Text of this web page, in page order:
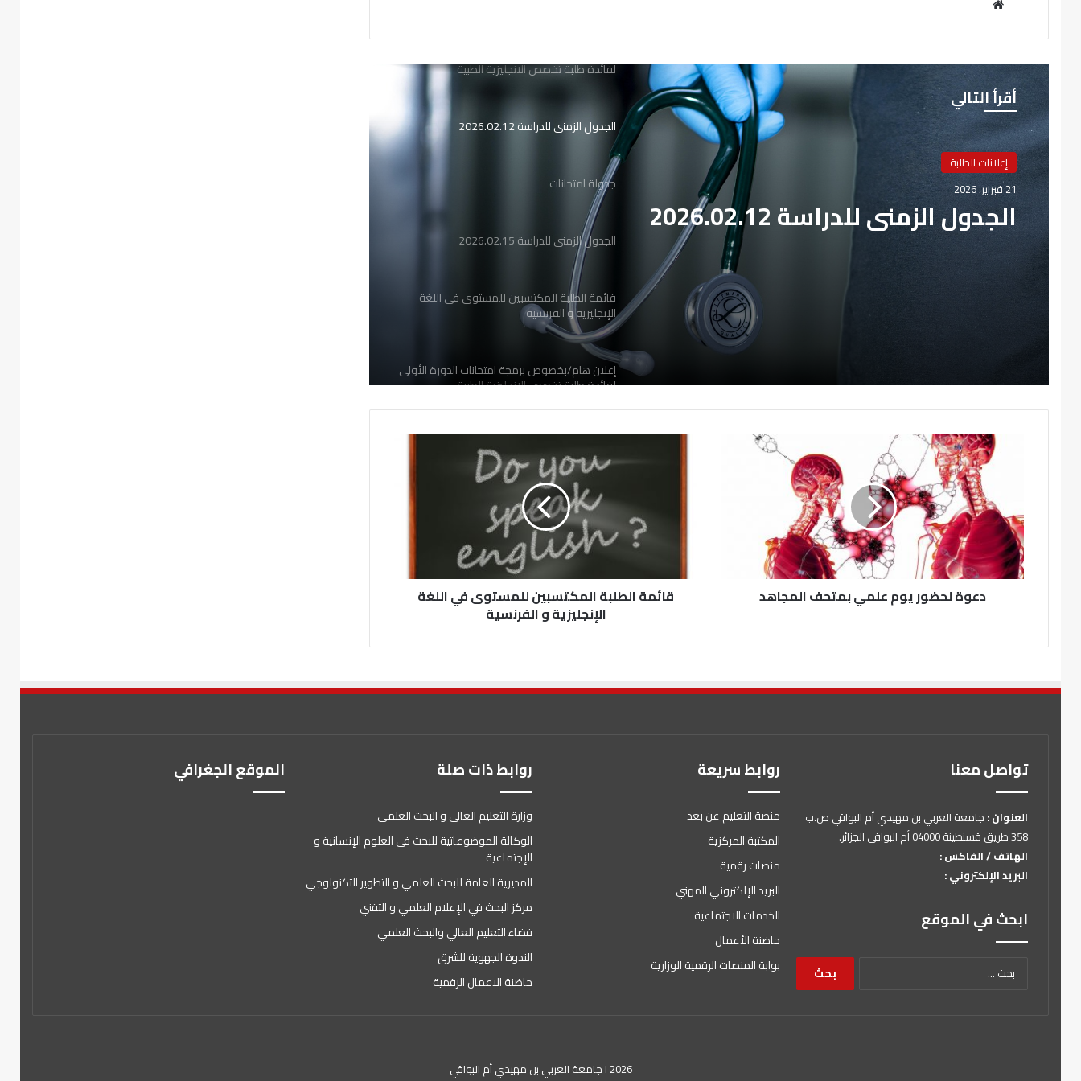
أقرأ التالي
إعلانات الطلبة
21 فبراير، 2026
الجدول الزمني للدراسة 2026.02.12
لفائدة طلبة تخصص الانجليزية الطبية
الجدول الزمني للدراسة 2026.02.12
جدولة امتحانات
الجدول الزمني للدراسة 2026.02.15
قائمة الطلبة المكتسبين للمستوى في اللغة
الإنجليزية و الفرنسية
إعلان هام/بخصوص برمجة امتحانات الدورة الأولى
لفائدة طلبة تخصص الانجليزية الطبية
جدولة امتحانات
الجدول الزمني للدراسة 2026.02.15
قائمة الطلبة المكتسبين للمستوى في اللغة
الإنجليزية و الفرنسية
دعوة لحضور يوم علمي بمتحف المجاهد قائمة الطلبة المكتسبين للمستوى في اللغة
الإنجليزية و الفرنسية
تواصل معنا
العنوان : جامعة العربي بن مهيدي أم البواقي ص.ب
358 طريق قسنطينة 04000 أم البواقي الجزائر.
الهاتف / الفاكس :
البريد الإلكتروني :
ابحث في الموقع
البحث
روابط سريعة
منصة التعليم عن بعد
المكتبة المركزية
منصات رقمية
البريد الإلكتروني المهني
الخدمات الاجتماعية
حاضنة الأعمال
بوابة المنصات الرقمية الوزارية
روابط ذات صلة
وزارة التعليم العالي و البحث العلمي
الوكالة الموضوعاتية للبحث في العلوم الإنسانية و
الإجتماعية
المديرية العامة للبحث العلمي و التطوير التكنولوجي
مركز البحث في الإعلام العلمي و التقني
فضاء التعليم العالي والبحث العلمي
الندوة الجهوية للشرق
حاضنة الاعمال الرقمية
الموقع الجغرافي
2026 I جامعة العربي بن مهيدي أم البواقي